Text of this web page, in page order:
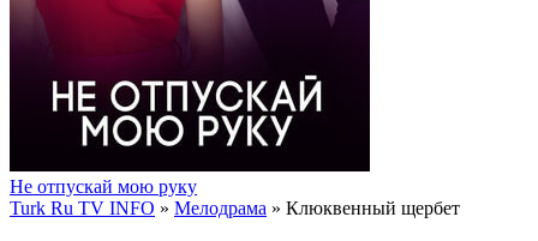
Не отпускай мою руку
Turk Ru TV INFO » Мелодрама » Клюквенный щербет